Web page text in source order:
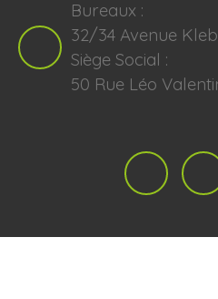
Bureaux :
32/34 Avenue
Siège Social :
50 Rue Léo